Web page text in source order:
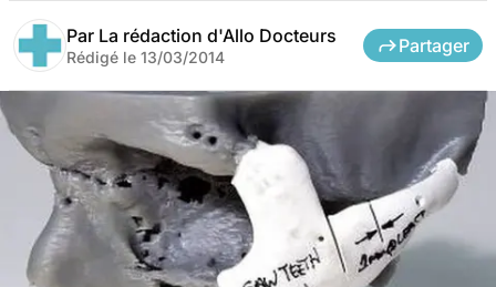
Par La rédaction d'Allo Docteurs
Rédigé le 13/03/2014
Partager